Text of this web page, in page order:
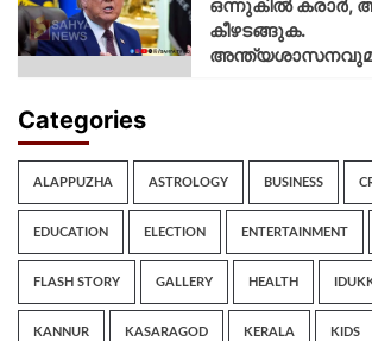
ഒന്നുകില്‍ കരാര്‍,
കീഴടങ്ങുക.
Categories
ALAPPUZHA ASTROLOGY BUSINESS
EDUCATION ELECTION ENTERTAINMENT
FLASH STORY GALLERY HEALTH
KANNUR KASARAGOD KERALA KIDS